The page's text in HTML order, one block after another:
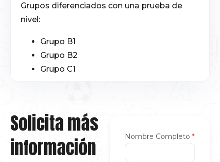
Grupos diferenciados con una prueba de
nivel:
Grupo B1
Grupo B2
Grupo C1
Solicita más
información
Nombre Completo *